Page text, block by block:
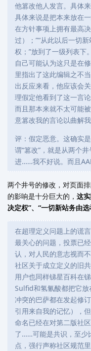
他篡改他人发言。具体
具体来说是把本来放在
在方针事项上拥有最高
过）；”“从此以后一切
权；”放到了一级列表下
自己可能认为这只是在
里指出了这此编辑之不
出反应来看，他应该会
理假定他看到了这一言
而且那本来就不太可能
意篡改我的言论以曲解我
评：假定恶意。这确实
谓“篡改”，就是从两个
进……我不好说。而且
两个井号的修改，对页面
的影响是十分巨大的， 这
决定权”、“一切新站务由
在超理定义问题上的谎
最关心的问题，投票已
认，对人民的意志视而
社区关于成立定义的旧
用户也同样锑星百科在
Sulfid和氢氰酸都把它
冲突的巴萨都在发起修
引用来自我的记忆），
命名已经在对第二版社
了……可能是共识，至少
点，强行声称社区规范